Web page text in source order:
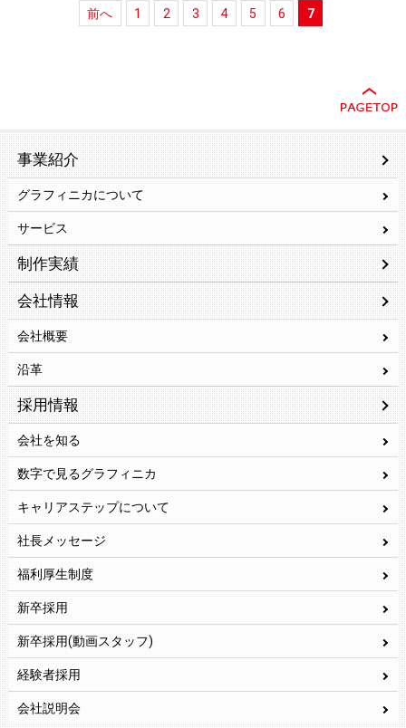
前へ 1 2 3 4 5 6 7
事業紹介
グラフィニカについて
サービス
制作実績
会社情報
会社概要
沿革
採用情報
会社を知る
数字で見るグラフィニカ
キャリアステップについて
社長メッセージ
福利厚生制度
新卒採用
新卒採用(動画スタッフ)
経験者採用
会社説明会